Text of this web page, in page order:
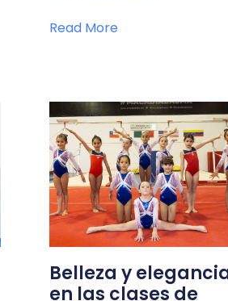
Read More
Belleza y
en las clases de